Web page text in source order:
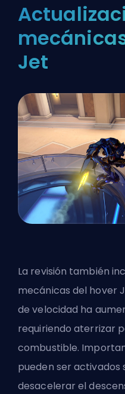
Jet
La revisión también
mecánicas del hover
de velocidad ha
requiriendo aterrizar
combustible.
pueden ser
desacelerar el